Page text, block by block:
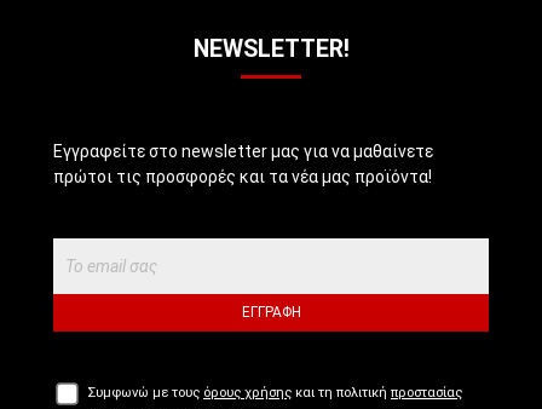
NEWSLETTER!
Εγγραφείτε στο newsletter μας για να μαθαίνετε
πρώτοι τις προσφορές και τα νέα μας προϊόντα!
ΕΓΓΡΑΦΉ
Συμφωνώ με τους όρους χρήσης και τη πολιτική προστασίας